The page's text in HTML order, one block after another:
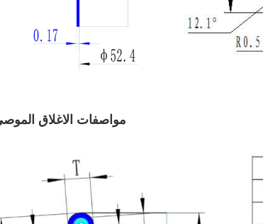
مواصفات الاغلاق